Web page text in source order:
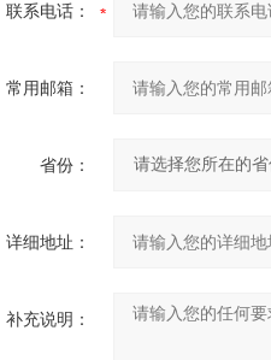
联系电话：
常用邮箱：
省份：
详细地址：
补充说明：